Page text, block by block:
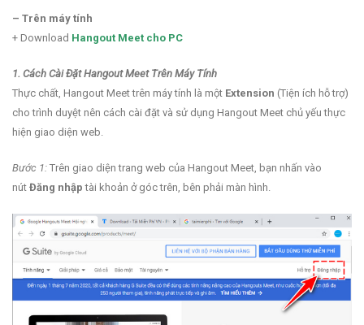
– Trên máy tính
+ Download Hangout Meet cho PC
1. Cách Cài Đặt Hangout Meet Trên Máy Tính
Thực chất, Hangout Meet trên máy tính là một Extension (Tiện ích hỗ trợ)
cho trình duyệt nên cách cài đặt và sử dụng Hangout Meet chủ yếu thực
hiện giao diện web.
Bước 1: Trên giao diện trang web của Hangout Meet, bạn nhấn vào
nút Đăng nhậptài khoản ở góc trên, bên phải màn hình.